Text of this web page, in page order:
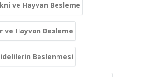
ve Hayvan Besleme
ve Hayvan Besleme
Beslenmesi